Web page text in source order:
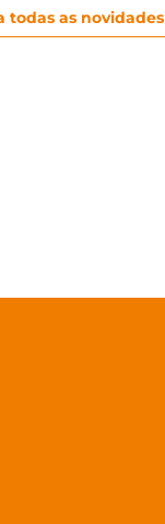
todas as novidades